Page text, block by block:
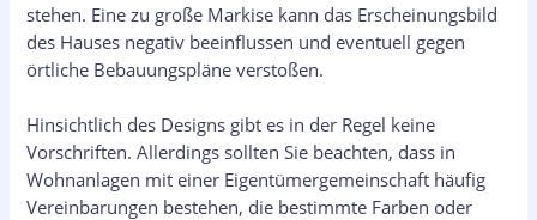
stehen. Eine zu große Markise kann das Erscheinungsbild
des Hauses negativ beeinflussen und eventuell gegen
örtliche Bebauungspläne verstoßen.
Hinsichtlich des Designs gibt es in der Regel keine
Vorschriften. Allerdings sollten Sie beachten, dass in
Wohnanlagen mit einer Eigentümergemeinschaft häufig
Vereinbarungen bestehen, die bestimmte Farben oder